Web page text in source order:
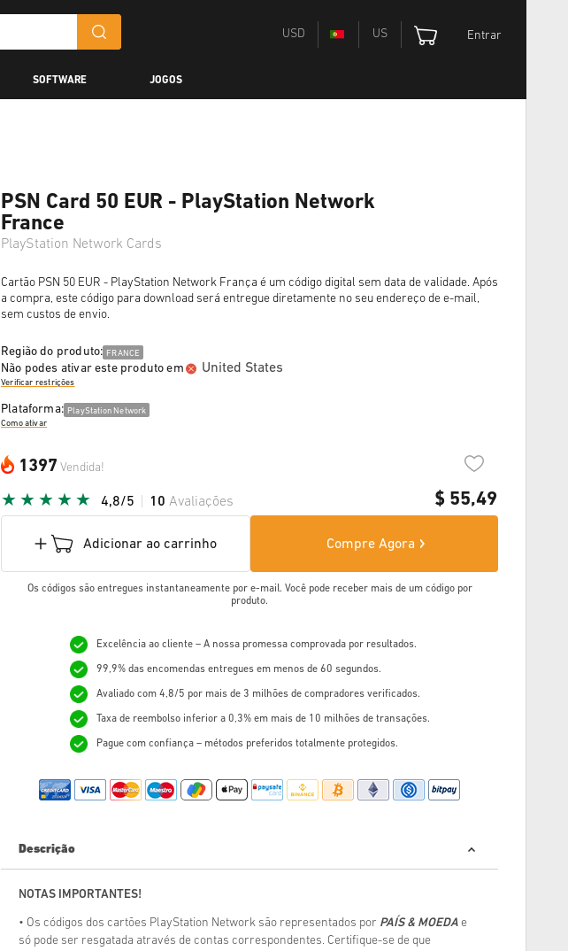
USD US Entrar
SOFTWARE JOGOS
PSN Card 50 EUR - PlayStation Network
France
PlayStation Network Cards
Cartão PSN 50 EUR - PlayStation Network França é um código digital sem data de validade. Após
a compra, este código para download será entregue diretamente no seu endereço de e-mail,
sem custos de envio.
Região do produto: FRANCE
Não podes ativar este produto em United States
Verificar restrições
Plataforma: PlayStation Network
Como ativar
1397 Vendida!
$ 55,49
4,8/5 10 Avaliações
Adicionar ao carrinho Compre Agora
Os códigos são entregues instantaneamente por e-mail. Você pode receber mais de um código por
produto.
Excelência ao cliente – A nossa promessa comprovada por resultados.
99,9% das encomendas entregues em menos de 60 segundos.
Avaliado com 4,8/5 por mais de 3 milhões de compradores verificados.
Taxa de reembolso inferior a 0,3% em mais de 10 milhões de transações.
Pague com confiança – métodos preferidos totalmente protegidos.
Descrição
NOTAS IMPORTANTES!
• Os códigos dos cartões PlayStation Network são representados por PAÍS & MOEDA e
só pode ser resgatada através de contas correspondentes. Certifique-se de que